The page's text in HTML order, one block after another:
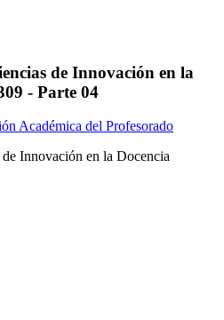
de Innovación en la
- Parte 04
Académica del Profesorado
Innovación en la Docencia